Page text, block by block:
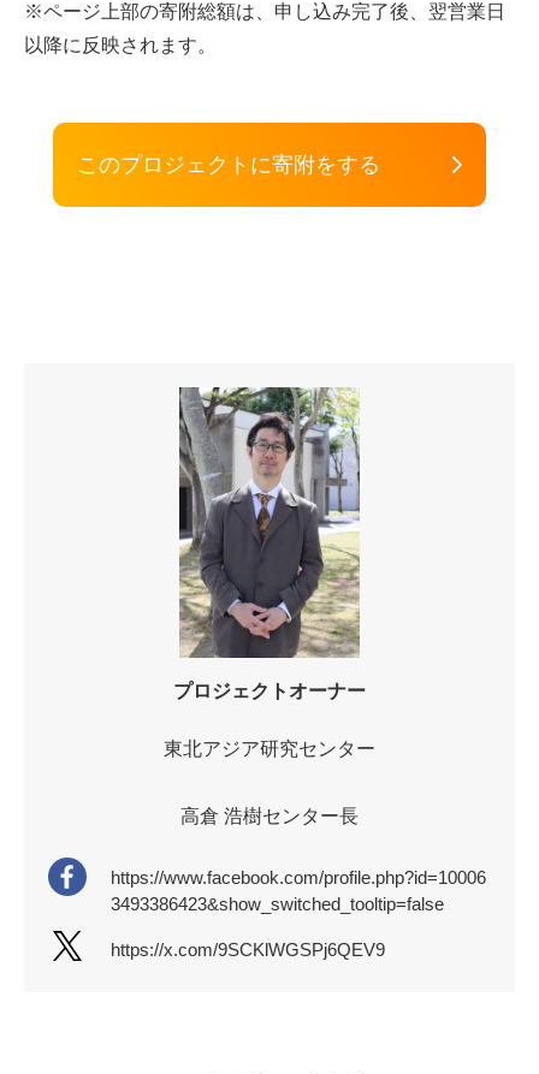
※ページ上部の寄附総額は、申し込み完了後、翌営業日
以降に反映されます。
このプロジェクトに寄附をする
プロジェクトオーナー
東北アジア研究センター
高倉 浩樹センター長
https://www.facebook.com/profile.php?id=10006
3493386423&show_switched_tooltip=false
https://x.com/9SCKlWGSPj6QEV9